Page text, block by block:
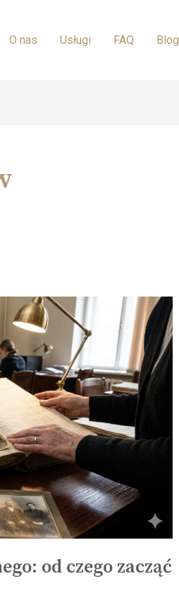
O nas Usługi FAQ Blog
od czego zacząć